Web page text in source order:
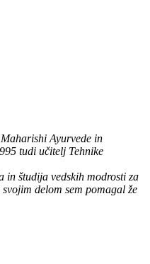
Ayurvede in
tudi učitelj Tehnike
in študija vedskih modrosti za
delom sem pomagal že